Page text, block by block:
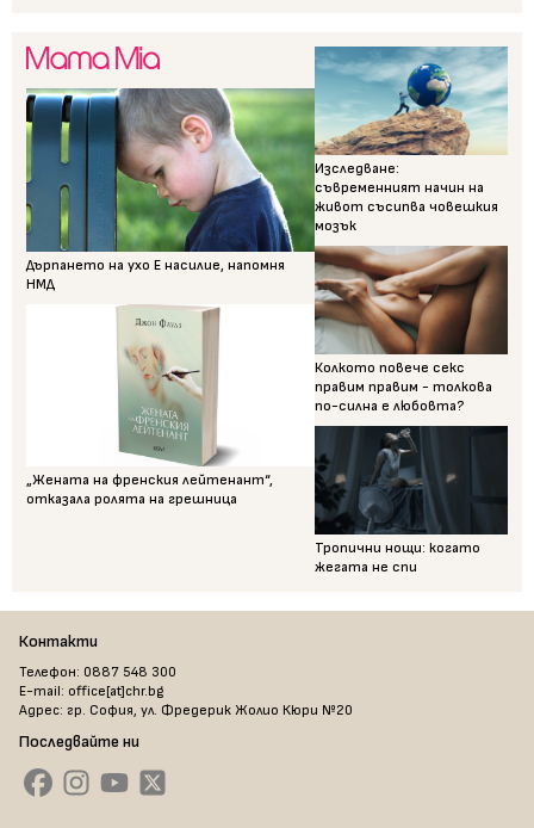
Дърпането на ухо Е насилие, напомня
НМД
„Жената на френския лейтенант“,
отказала ролята на грешница
Изследване:
съвременният начин на
живот съсипва човешкия
мозък
Колкото повече секс
правим правим - толкова
по-силна е любовта?
Тропични нощи: когато
жегата не спи
Контакти
Телефон: 0887 548 300
E-mail: office[at]chr.bg
Адрес: гр. София, ул. Фредерик Жолио Кюри №20
Последвайте ни